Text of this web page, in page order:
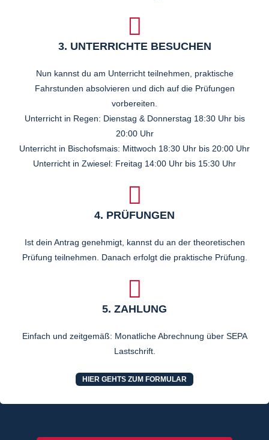
3. UNTERRICHTE BESUCHEN
Nun kannst du am Unterricht teilnehmen, praktische
Fahrstunden absolvieren und dich auf die Prüfungen
vorbereiten.
Unterricht in Regen: Dienstag & Donnerstag 18:30 Uhr bis
20:00 Uhr
Unterricht in Bischofsmais: Mittwoch 18:30 Uhr bis 20:00 Uhr
Unterricht in Zwiesel: Freitag 14:00 Uhr bis 15:30 Uhr
4. PRÜFUNGEN
Ist dein Antrag genehmigt, kannst du an der theoretischen
Prüfung teilnehmen. Danach erfolgt die praktische Prüfung.
5. ZAHLUNG
Einfach und zeitgemäß: Monatliche Abrechnung über SEPA
Lastschrift.
HIER GEHTS ZUM FORMULAR